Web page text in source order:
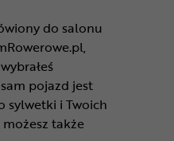
do salonu
pojazd jest
sylwetki i Twoich
także